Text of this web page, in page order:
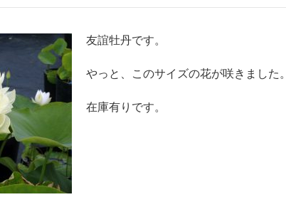
友誼牡丹です。
やっと、このサイズの花が咲きました。
在庫有りです。